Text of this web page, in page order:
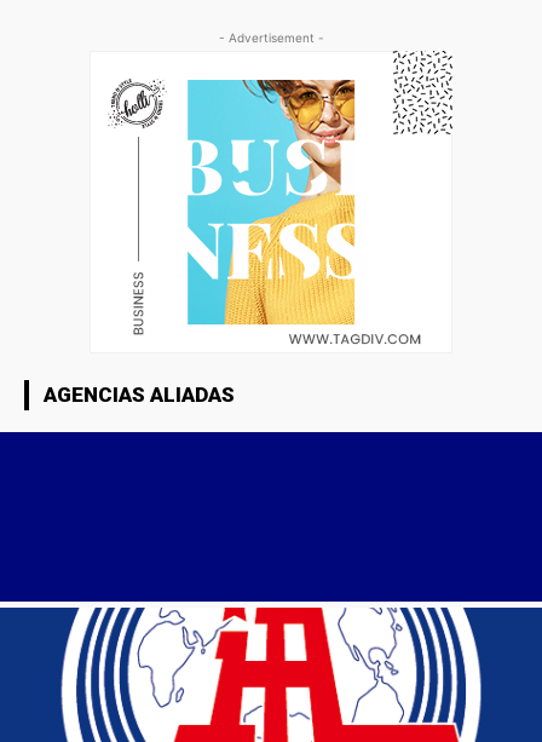
- Advertisement -
AGENCIAS ALIADAS